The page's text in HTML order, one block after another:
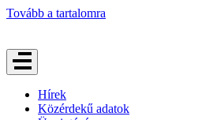
Tovább a tartalomra
Hírek
Közérdekű adatok